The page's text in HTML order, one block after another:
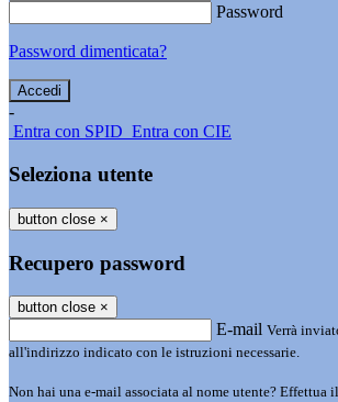
Password
Password dimenticata?
-
Entra con SPID Entra con CIE
Seleziona utente
button close ×
Recupero password
button close ×
E-mail Verrà
all'indirizzo indicato con le istruzioni necessarie.
Non hai una e-mail associata al nome utente? Effettua